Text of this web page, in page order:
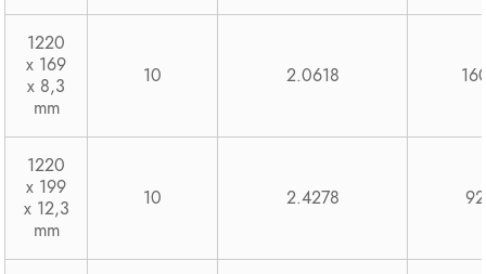
1220
x 169
x 8,3
mm
10 2.0618
1220
x 199
x 12,3
mm
10 2.4278